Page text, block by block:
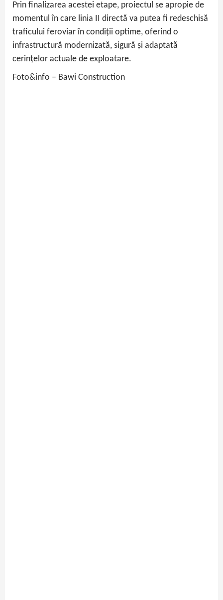
Prin finalizarea acestei etape, proiectul se apropie de
momentul în care linia II directă va putea fi redeschisă
traficului feroviar în condiții optime, oferind o
infrastructură modernizată, sigură și adaptată
cerințelor actuale de exploatare.
Foto&info – Bawi Construction